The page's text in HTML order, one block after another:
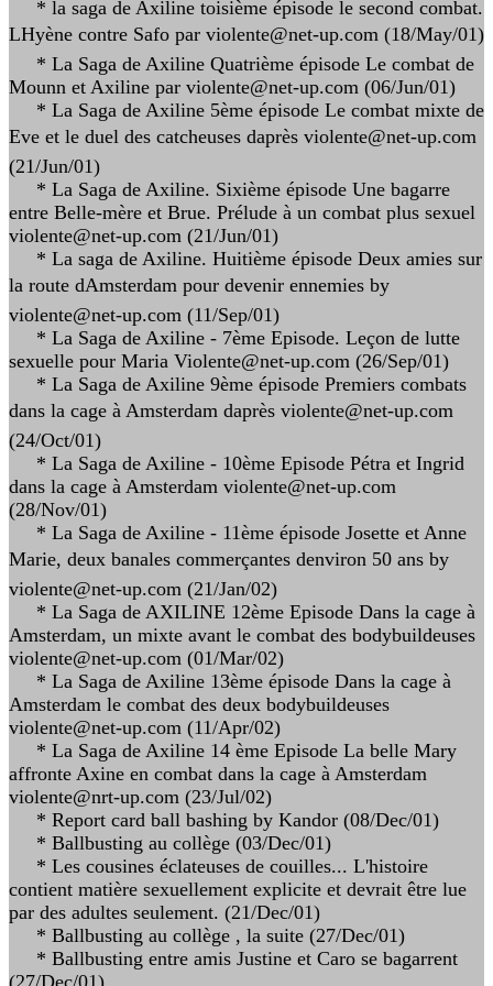
* la saga de Axiline toisième épisode le second combat.
LHyène contre Safo par violente@net-up.com (18/May/01)
* La Saga de Axiline Quatrième épisode Le combat de
Mounn et Axiline par violente@net-up.com (06/Jun/01)
* La Saga de Axiline 5ème épisode Le combat mixte de
Eve et le duel des catcheuses daprès violente@net-up.com
(21/Jun/01)
* La Saga de Axiline. Sixième épisode Une bagarre
entre Belle-mère et Brue. Prélude à un combat plus sexuel
violente@net-up.com (21/Jun/01)
* La saga de Axiline. Huitième épisode Deux amies sur
la route dAmsterdam pour devenir ennemies by
violente@net-up.com (11/Sep/01)
* La Saga de Axiline - 7ème Episode. Leçon de lutte
sexuelle pour Maria Violente@net-up.com (26/Sep/01)
* La Saga de Axiline 9ème épisode Premiers combats
dans la cage à Amsterdam daprès violente@net-up.com
(24/Oct/01)
* La Saga de Axiline - 10ème Episode Pétra et Ingrid
dans la cage à Amsterdam violente@net-up.com
(28/Nov/01)
* La Saga de Axiline - 11ème épisode Josette et Anne
Marie, deux banales commerçantes denviron 50 ans by
violente@net-up.com (21/Jan/02)
* La Saga de AXILINE 12ème Episode Dans la cage à
Amsterdam, un mixte avant le combat des bodybuildeuses
violente@net-up.com (01/Mar/02)
* La Saga de Axiline 13ème épisode Dans la cage à
Amsterdam le combat des deux bodybuildeuses
violente@net-up.com (11/Apr/02)
* La Saga de Axiline 14 ème Episode La belle Mary
affronte Axine en combat dans la cage à Amsterdam
violente@nrt-up.com (23/Jul/02)
* Report card ball bashing by Kandor (08/Dec/01)
* Ballbusting au collège (03/Dec/01)
* Les cousines éclateuses de couilles... L'histoire
contient matière sexuellement explicite et devrait être lue
par des adultes seulement. (21/Dec/01)
* Ballbusting au collège , la suite (27/Dec/01)
* Ballbusting entre amis Justine et Caro se bagarrent
(27/Dec/01)